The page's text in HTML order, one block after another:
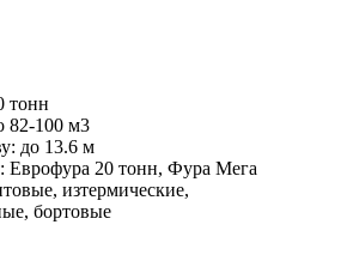
тонн
82-100 м3
до 13.6 м
Еврофура 20 тонн, Фура Мега
изтермические,
бортовые